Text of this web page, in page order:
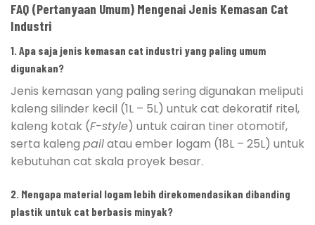
FAQ (Pertanyaan Umum) Mengenai Jenis Kemasan Cat
Industri
1. Apa saja jenis kemasan cat industri yang paling umum
digunakan?
Jenis kemasan yang paling sering digunakan meliputi
kaleng silinder kecil (1L – 5L) untuk cat dekoratif ritel,
kaleng kotak (F-style) untuk cairan tiner otomotif,
serta kaleng pailatau ember logam (18L – 25L) untuk
kebutuhan cat skala proyek besar.
2. Mengapa material logam lebih direkomendasikan dibanding
plastik untuk cat berbasis minyak?